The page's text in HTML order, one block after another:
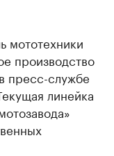
мототехники
производство
пресс-службе
линейка